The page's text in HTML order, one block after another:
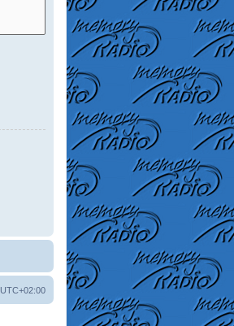
UTC+02:00